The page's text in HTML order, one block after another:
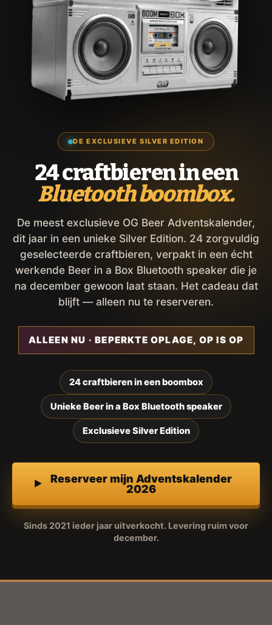
DE EXCLUSIEVE SILVER EDITION
24 craftbieren in een
Bluetooth boombox.
De meest exclusieve OG Beer Adventskalender,
dit jaar in een unieke Silver Edition. 24 zorgvuldig
geselecteerde craftbieren, verpakt in een écht
werkende Beer in a Box Bluetooth speaker die je
na december gewoon laat staan. Het cadeau dat
blijft — alleen nu te reserveren.
ALLEEN NU · BEPERKTE OPLAGE, OP IS OP
24 craftbieren in een boombox
Unieke Beer in a Box Bluetooth speaker
Exclusieve Silver Edition
Reserveer mijn Adventskalender
2026
Sinds 2021 ieder jaar uitverkocht. Levering ruim voor
december.